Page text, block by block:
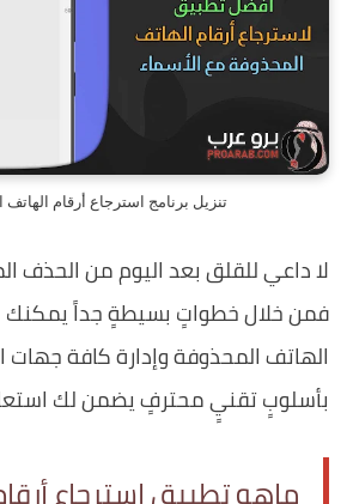
تنزيل برنامج استرجاع ‏أرقام ‏الهاتف
لا داعي للقلق بعد اليوم من الحذف
فمن خلال خطواتٍ بسيطةٍ جداً يمكنك
‏الهاتف المحذوفة وإدارة كافة جهات
بأسلوبٍ تقنيٍ محترفٍ يضمن لك